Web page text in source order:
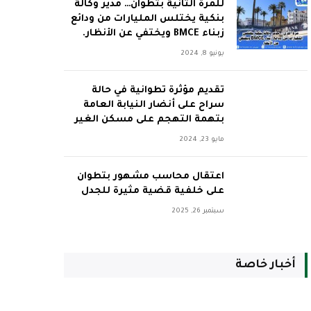
للمرة الثانية بتطوان… مدير وكالة
بنكية يختلس المليارات من ودائع
زبناء BMCE ويختفي عن الأنظار.
يونيو 8, 2024
تقديم مؤثرة تطوانية في حالة
سراح على أنضار النيابة العامة
بتهمة التهجم على مسكن الغير
مايو 23, 2024
اعتقال محاسب مشهور بتطوان
على خلفية قضية مثيرة للجدل
سبتمبر 26, 2025
أخبار خاصة